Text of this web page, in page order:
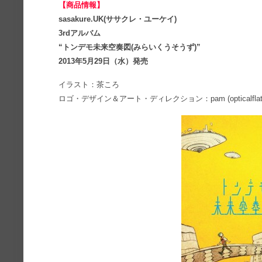
【商品情報】
sasakure.UK(ササクレ・ユーケイ)
3rdアルバム
“トンデモ未来空奏図(みらいくうそうず)”
2013年5月29日（水）発売
イラスト：茶ころ
ロゴ・デザイン＆アート・ディレクション：pam